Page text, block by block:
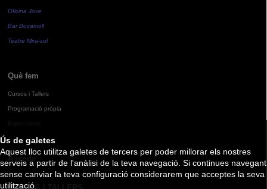
Ús de galetes
Aquest lloc utilitza galetes de tercers per poder millorar els nostres
serveis a partir de l'anàlisi de la teva navegació. Si continues navegant
sense canviar la teva configuració considerarem que acceptes la seva
utilització.
Oficina Jove
Bar Bocamoll
Teatre Mira-sol
Què fem
Cursos i Tallers
Programació pròpia
Agenda